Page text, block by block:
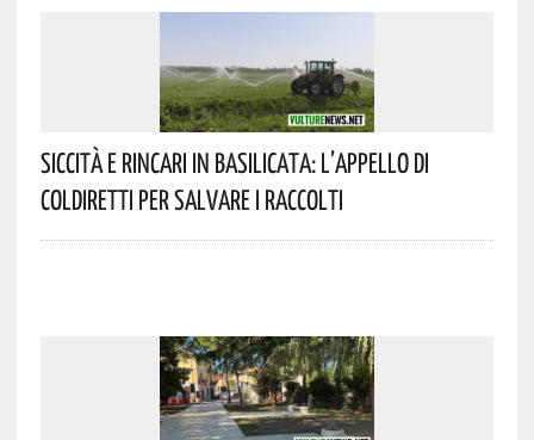
Siccità E Rincari In Basilicata: L’appello Di
Coldiretti Per Salvare I Raccolti